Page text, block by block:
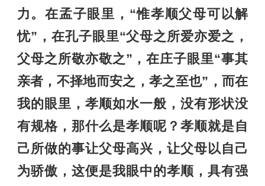
力。在孟子眼里，“惟孝顺父母可以解
忧”，在孔子眼里“父母之所爱亦爱之，
父母之所敬亦敬之”，在庄子眼里“事其
亲者，不择地而安之，孝之至也”，而在
我的眼里，孝顺如水一般，没有形状没
有规格，那什么是孝顺呢？孝顺就是自
己所做的事让父母高兴，让父母以自己
为骄傲，这便是我眼中的孝顺，具有强